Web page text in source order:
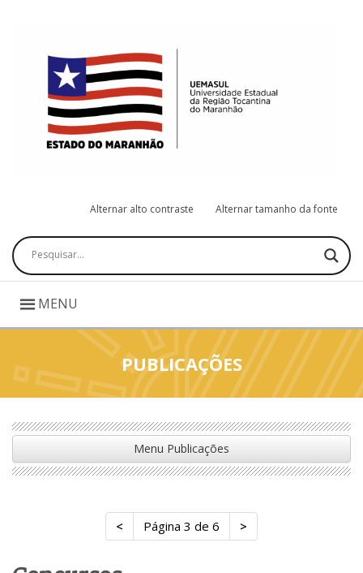
Alternar alto contraste Alternar tamanho da fonte
Pesquisar
MENU
PUBLICAÇÕES
Menu Publicações
< Página 3 de 6 >